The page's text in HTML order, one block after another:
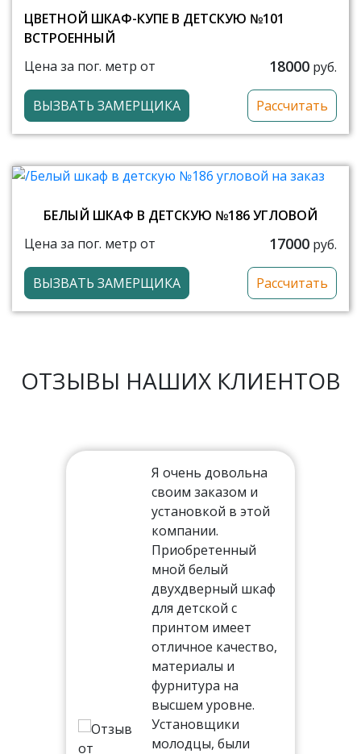
ЦВЕТНОЙ ШКАФ-КУПЕ В ДЕТСКУЮ №101
ВСТРОЕННЫЙ
Цена за пог. метр от
18000 руб.
ВЫЗВАТЬ ЗАМЕРЩИКА Рассчитать
БЕЛЫЙ ШКАФ В ДЕТСКУЮ №186 УГЛОВОЙ
Цена за пог. метр от
17000 руб.
ВЫЗВАТЬ ЗАМЕРЩИКА Рассчитать
ОТЗЫВЫ НАШИХ КЛИЕНТОВ
Я очень довольна
своим заказом и
установкой в этой
компании.
Приобретенный
мной белый
двухдверный шкаф
для детской с
принтом имеет
отличное качество,
материалы и
фурнитура на
высшем уровне.
Установщики
молодцы, были